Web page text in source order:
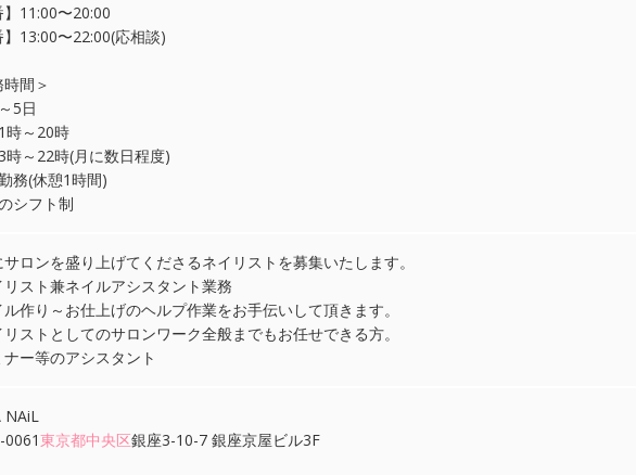
】11:00〜20:00
】13:00〜22:00(応相談)
時間＞
5日
時～20時
時～22時(月に数日程度)
務(休憩1時間)
シフト制
ロンを盛り上げてくださるネイリストを募集いたします。
リスト兼ネイルアシスタント業務
ル作り～お仕上げのヘルプ作業をお手伝いして頂きます。
リストとしてのサロンワーク全般までもお任せできる方。
ナー等のアシスタント
0061東京都中央区銀座3-10-7 銀座京屋ビル3F